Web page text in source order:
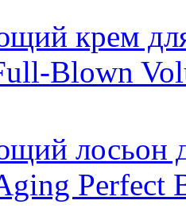
крем
Blown
лосьон
Perfect